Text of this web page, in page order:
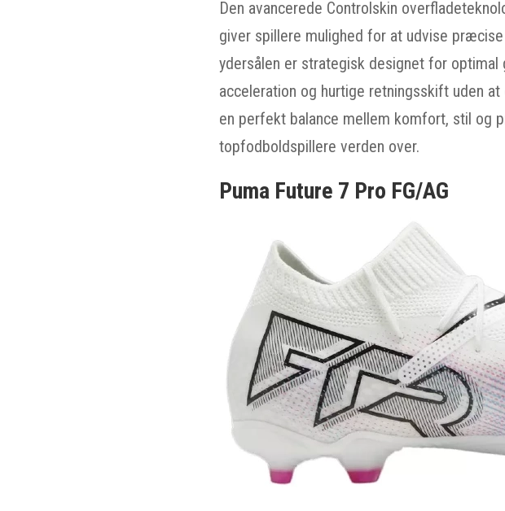
Den avancerede Controlskin
giver spillere mulighed for at udvise
ydersålen er strategisk designet for
acceleration og hurtige retningsskift uden
en perfekt balance mellem komfort, stil og
topfodboldspillere verden over.
Puma Future 7 Pro FG/AG